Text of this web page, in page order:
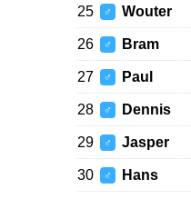
25 ♂ Wouter
26 ♂ Bram
27 ♂ Paul
28 ♂ Dennis
29 ♂ Jasper
30 ♂ Hans